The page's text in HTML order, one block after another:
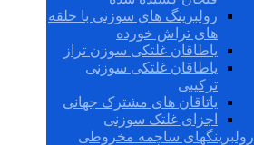
رولبرینگ های سوزنی با حلقه
های تراش خورده
یاطاقان غلتکی سوزن تراز
یاطاقان غلتکی سوزنی
ترکیبی
یاتاقان های مشترک جهانی
اجزای غلتک سوزنی
رولبرینگهای ساچمه مخروطی